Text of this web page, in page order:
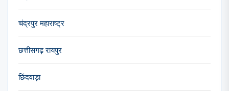
चंद्रपुर महाराष्ट्र
छत्तीसगढ़ रायपुर
छिंदवाड़ा